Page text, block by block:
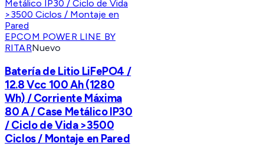
EPCOM POWER LINE BY
RITARNuevo
Batería de Litio LiFePO4 /
12.8 Vcc 100 Ah (1280
Wh) / Corriente Máxima
80 A / Case Metálico IP30
/ Ciclo de Vida >3500
Ciclos / Montaje en Pared